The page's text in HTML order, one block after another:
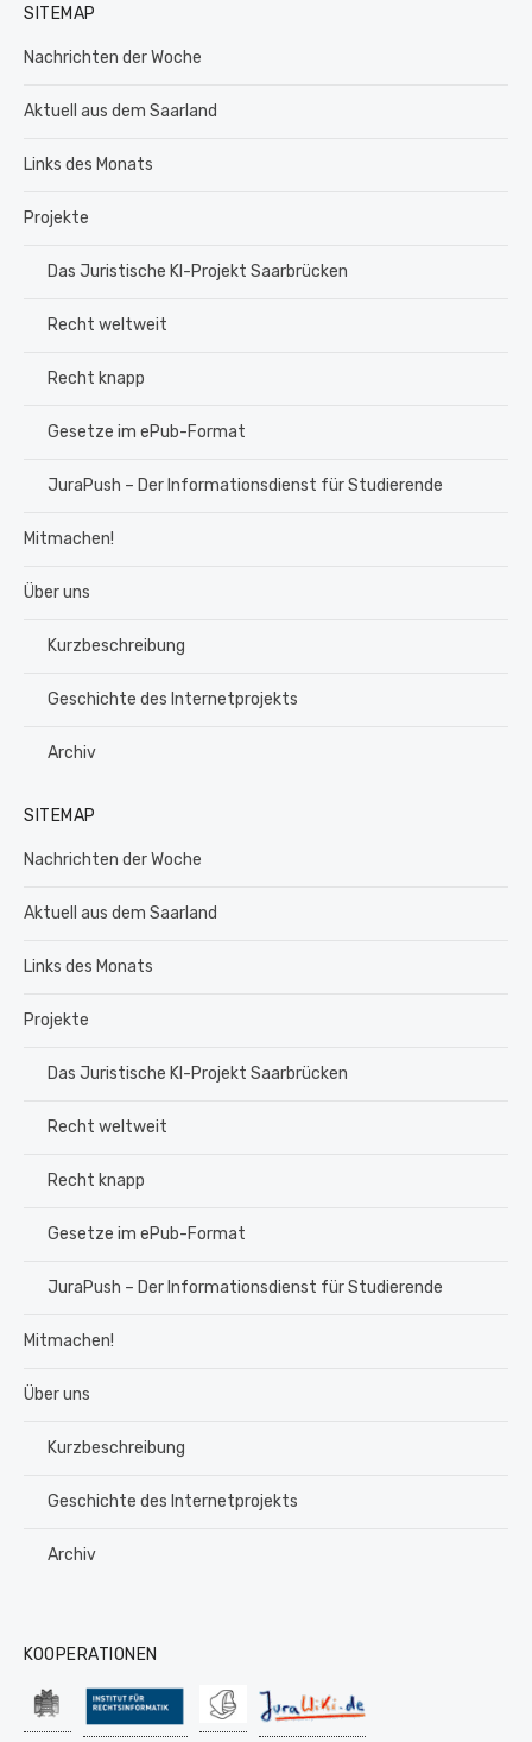
SITEMAP
Nachrichten der Woche
Aktuell aus dem Saarland
Links des Monats
Projekte
Das Juristische KI-Projekt Saarbrücken
Recht weltweit
Recht knapp
Gesetze im ePub-Format
JuraPush – Der Informationsdienst für Studierende
Mitmachen!
Über uns
Kurzbeschreibung
Geschichte des Internetprojekts
Archiv
SITEMAP
Nachrichten der Woche
Aktuell aus dem Saarland
Links des Monats
Projekte
Das Juristische KI-Projekt Saarbrücken
Recht weltweit
Recht knapp
Gesetze im ePub-Format
JuraPush – Der Informationsdienst für Studierende
Mitmachen!
Über uns
Kurzbeschreibung
Geschichte des Internetprojekts
Archiv
KOOPERATIONEN